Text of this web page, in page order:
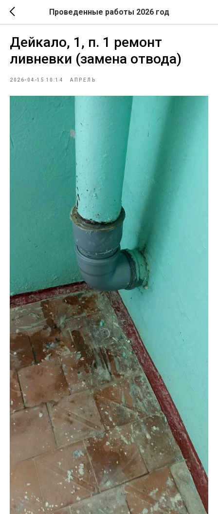
Проведенные работы 2026 год
Дейкало, 1, п. 1 ремонт
ливневки (замена отвода)
2026-04-15 10:14 АПРЕЛЬ